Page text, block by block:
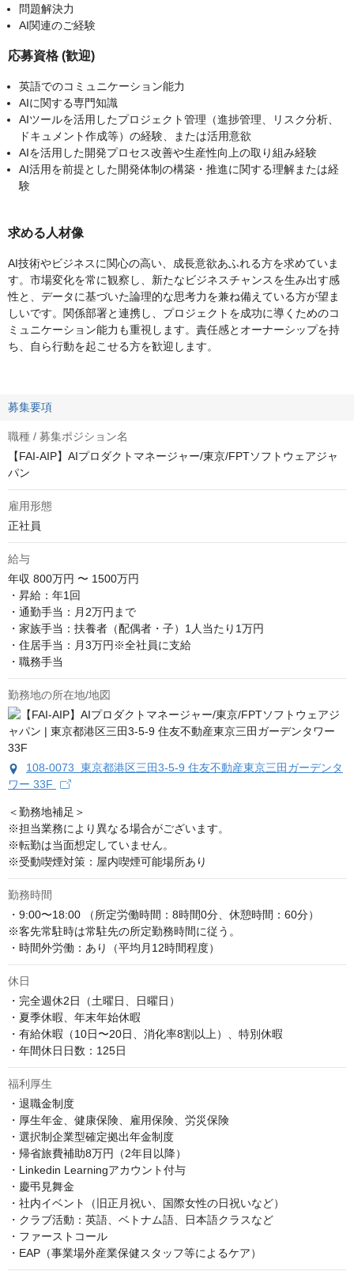
問題解決力
AI関連のご経験
応募資格 (歓迎)
英語でのコミュニケーション能力
AIに関する専門知識
AIツールを活用したプロジェクト管理（進捗管理、リスク分析、
ドキュメント作成等）の経験、または活用意欲
AIを活用した開発プロセス改善や生産性向上の取り組み経験
AI活用を前提とした開発体制の構築・推進に関する理解または経
験
求める人材像
AI技術やビジネスに関心の高い、成長意欲あふれる方を求めていま
す。市場変化を常に観察し、新たなビジネスチャンスを生み出す感
性と、データに基づいた論理的な思考力を兼ね備えている方が望ま
しいです。関係部署と連携し、プロジェクトを成功に導くためのコ
ミュニケーション能力も重視します。責任感とオーナーシップを持
ち、自ら行動を起こせる方を歓迎します。
募集要項
職種 / 募集ポジション名
【FAI-AIP】AIプロダクトマネージャー/東京/FPTソフトウェアジャ
パン
雇用形態
正社員
給与
年収 800万円 〜 1500万円
・昇給：年1回
・通勤手当：月2万円まで
・家族手当：扶養者（配偶者・子）1人当たり1万円
・住居手当：月3万円※全社員に支給
・職務手当
勤務地の所在地/地図
108-0073 東京都港区三田3-5-9 住友不動産東京三田ガーデンタ
ワー 33F
＜勤務地補足＞
※担当業務により異なる場合がございます。
※転勤は当面想定していません。
※受動喫煙対策：屋内喫煙可能場所あり
勤務時間
・9:00〜18:00 （所定労働時間：8時間0分、休憩時間：60分）
※客先常駐時は常駐先の所定勤務時間に従う。
・時間外労働：あり（平均月12時間程度）
休日
・完全週休2日（土曜日、日曜日）
・夏季休暇、年末年始休暇
・有給休暇（10日〜20日、消化率8割以上）、特別休暇
・年間休日日数：125日
福利厚生
・退職金制度
・厚生年金、健康保険、雇用保険、労災保険
・選択制企業型確定拠出年金制度
・帰省旅費補助8万円（2年目以降）
・Linkedin Learningアカウント付与
・慶弔見舞金
・社内イベント（旧正月祝い、国際女性の日祝いなど）
・クラブ活動：英語、ベトナム語、日本語クラスなど
・ファーストコール
・EAP（事業場外産業保健スタッフ等によるケア）